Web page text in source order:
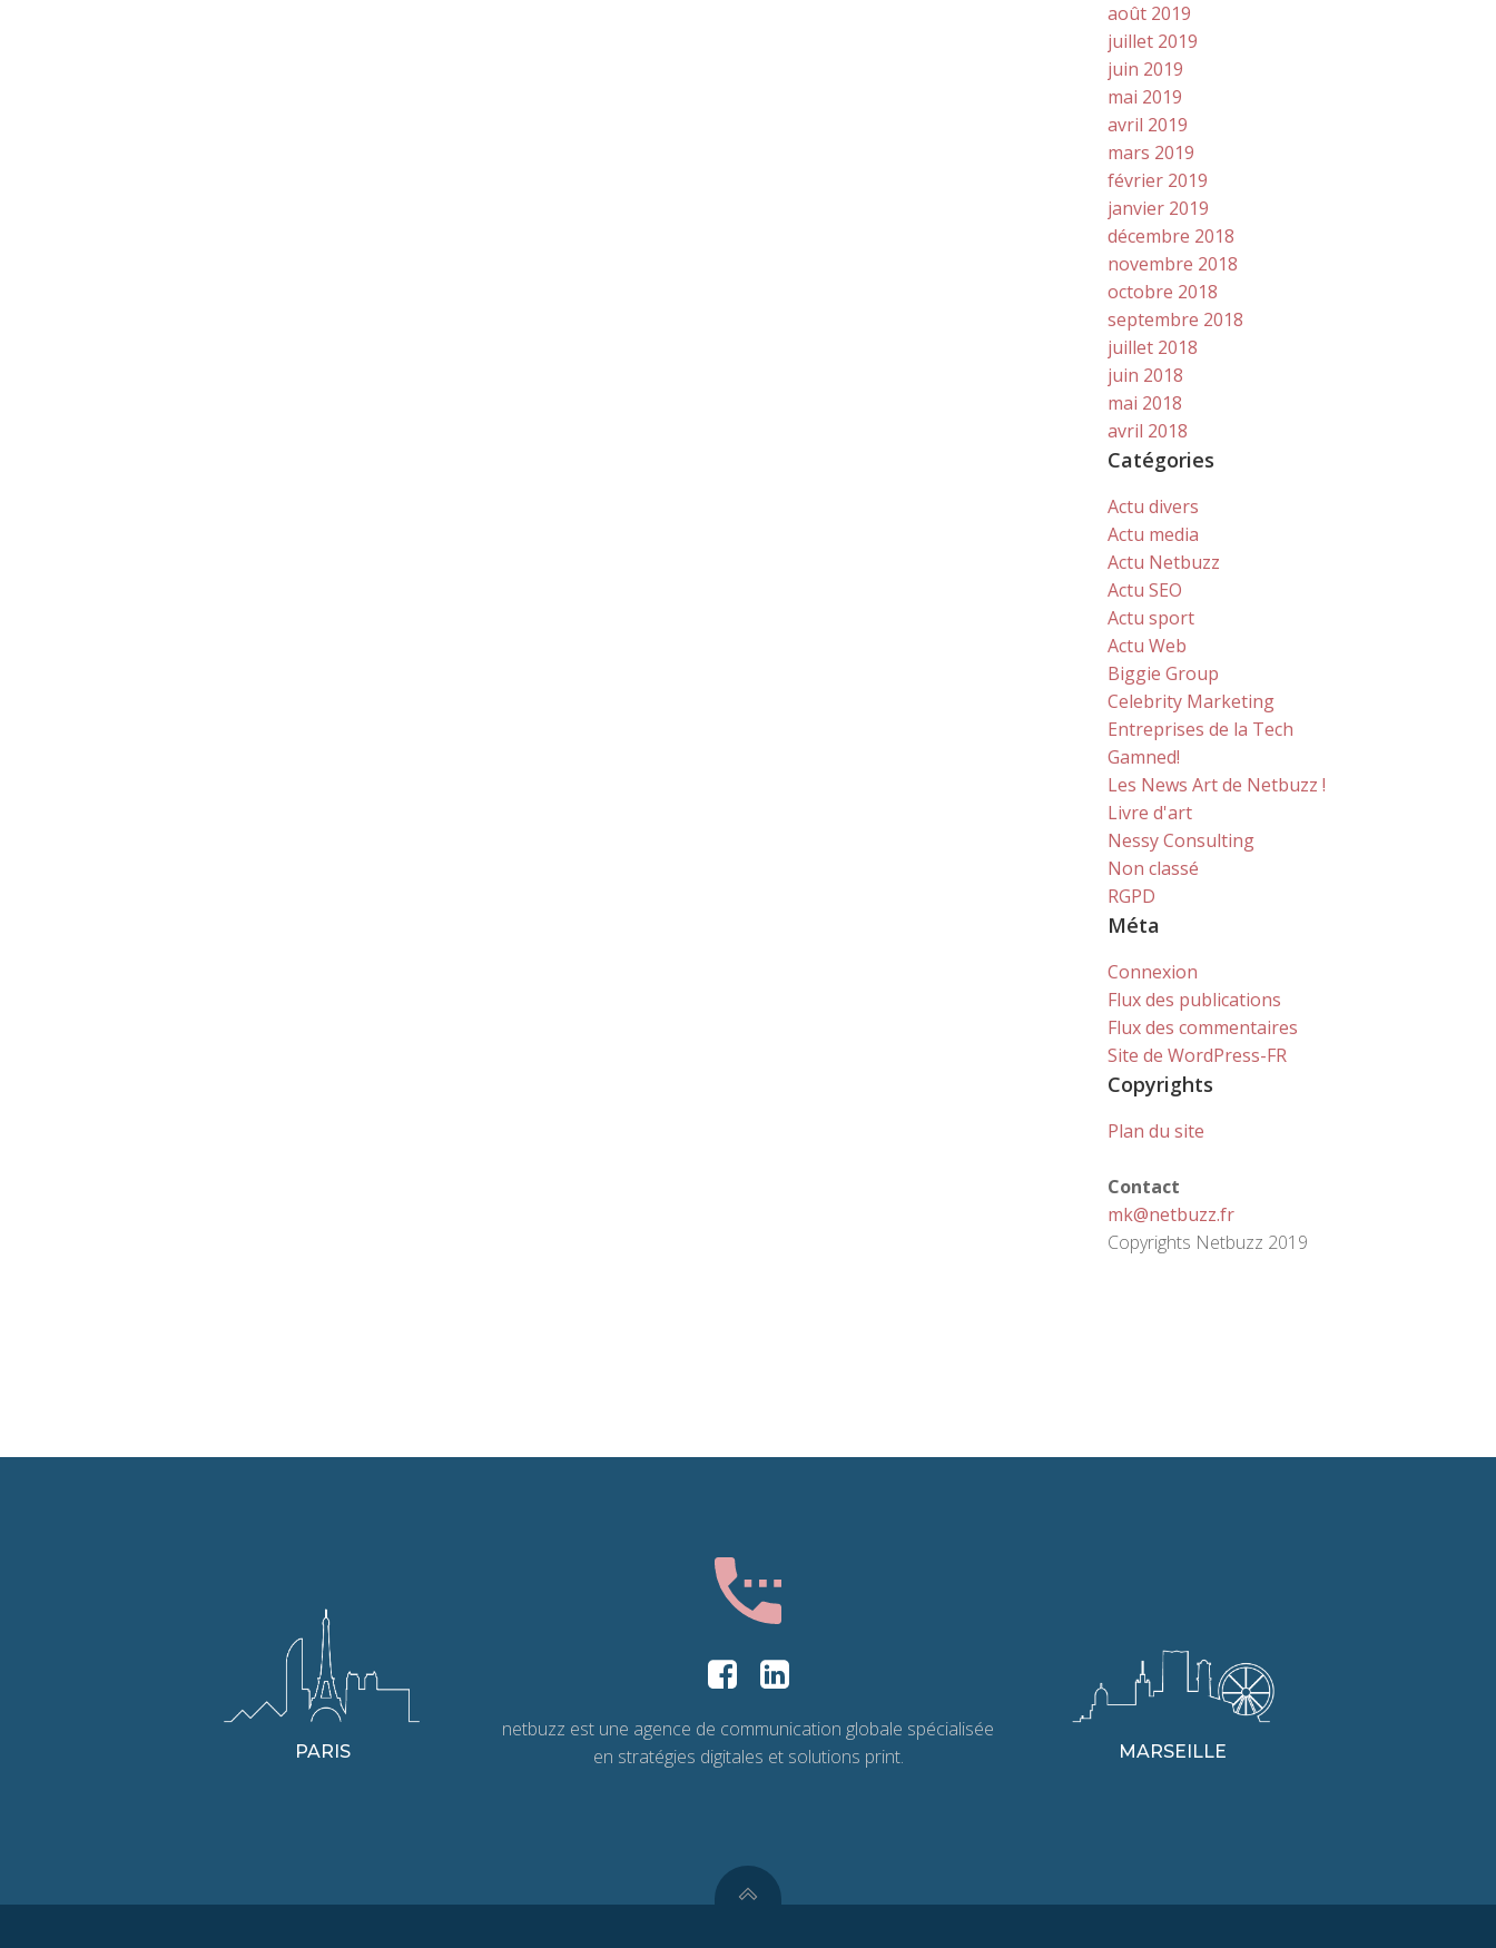
août 2019
juillet 2019
juin 2019
mai 2019
avril 2019
mars 2019
février 2019
janvier 2019
décembre 2018
novembre 2018
octobre 2018
septembre 2018
juillet 2018
juin 2018
mai 2018
avril 2018
Catégories
Actu divers
Actu media
Actu Netbuzz
Actu SEO
Actu sport
Actu Web
Biggie Group
Celebrity Marketing
Entreprises de la Tech
Gamned!
Les News Art de Netbuzz !
Livre d'art
Nessy Consulting
Non classé
RGPD
Méta
Connexion
Flux des publications
Flux des commentaires
Site de WordPress-FR
Copyrights
Plan du site
Contact
mk@netbuzz.fr
Copyrights Netbuzz 2019
PARIS
netbuzz est une agence de communication globale spécialisée
en stratégies digitales et solutions print.
MARSEILLE